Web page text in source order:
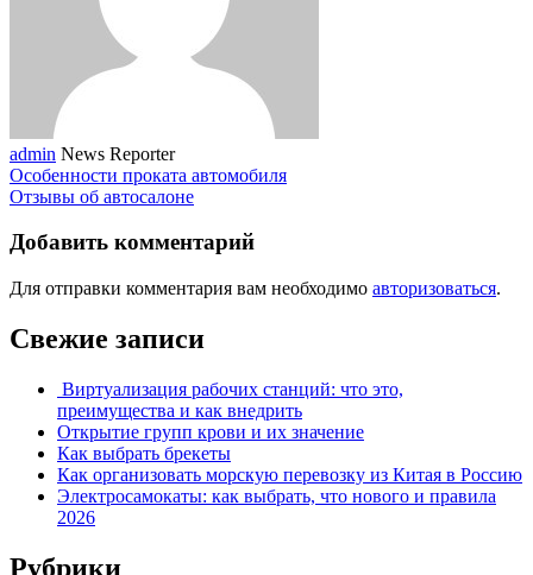
admin News Reporter
Особенности проката автомобиля
Отзывы об автосалоне
Добавить комментарий
Для отправки комментария вам необходимо авторизоваться.
Свежие записи
Виртуализация рабочих станций: что это,
преимущества и как внедрить
Открытие групп крови и их значение
Как выбрать брекеты
Как организовать морскую перевозку из Китая в Россию
Электросамокаты: как выбрать, что нового и правила
2026
Рубрики